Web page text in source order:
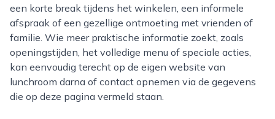
een korte break tijdens het winkelen, een informele
afspraak of een gezellige ontmoeting met vrienden of
familie. Wie meer praktische informatie zoekt, zoals
openingstijden, het volledige menu of speciale acties,
kan eenvoudig terecht op de eigen website van
lunchroom darna of contact opnemen via de gegevens
die op deze pagina vermeld staan.